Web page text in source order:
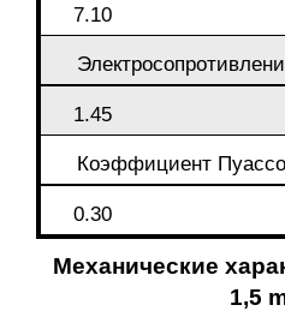
7.10
1.45
Коэффициент
0.30
Механические
1,5